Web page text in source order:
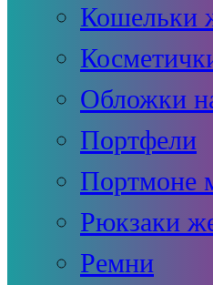
Кошельки
Обложки
Портфели
Портмоне
Рюкзаки
Ремни